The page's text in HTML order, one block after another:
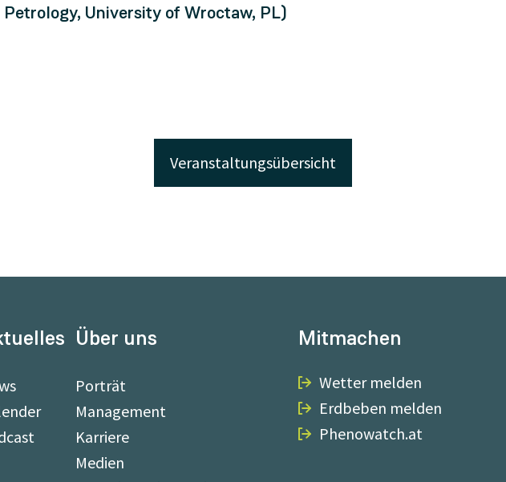
University of Wroctaw, PL)
Veranstaltungsübersicht
Über uns
Porträt
Management
Karriere
Medien
Mitmachen
Wetter melden
Erdbeben melden
Phenowatch.at